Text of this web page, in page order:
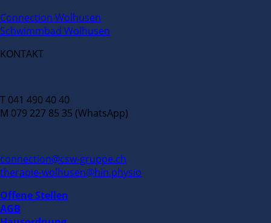
Connection Wolhusen
Schwimmbad Wolhusen
KONTAKT
T 041 490 40 40
M 079 227 85 35 (WhatsApp)
connection@csw-gruppe.ch
therapie-wolhusen@hin.physio
Offene Stellen
AGB